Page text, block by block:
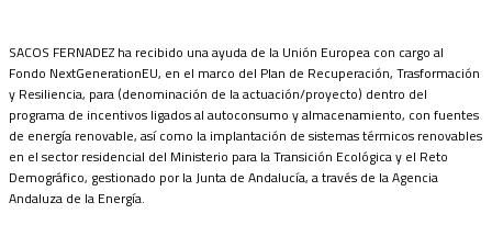
SACOS FERNADEZ ha recibido una ayuda de la Unión Europea con cargo al
Fondo NextGenerationEU, en el marco del Plan de Recuperación, Trasformación
y Resiliencia, para (denominación de la actuación/proyecto) dentro del
programa de incentivos ligados al autoconsumo y almacenamiento, con fuentes
de energía renovable, así como la implantación de sistemas térmicos renovables
en el sector residencial del Ministerio para la Transición Ecológica y el Reto
Demográfico, gestionado por la Junta de Andalucía, a través de la Agencia
Andaluza de la Energía.